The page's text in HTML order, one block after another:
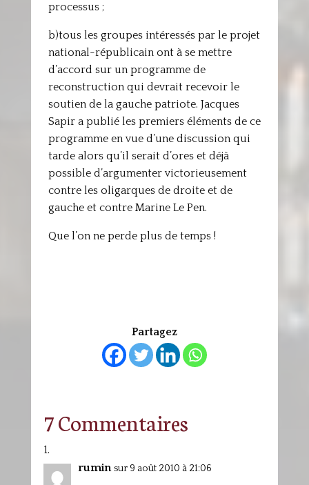
processus ;
b)tous les groupes intéressés par le projet
national-républicain ont à se mettre
d’accord sur un programme de
reconstruction qui devrait recevoir le
soutien de la gauche patriote. Jacques
Sapir a publié les premiers éléments de ce
programme en vue d’une discussion qui
tarde alors qu’il serait d’ores et déjà
possible d’argumenter victorieusement
contre les oligarques de droite et de
gauche et contre Marine Le Pen.
Que l’on ne perde plus de temps !
Partagez
7 Commentaires
rumin sur 9 août 2010 à 21:06